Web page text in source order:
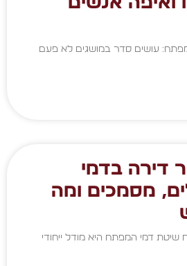
מפתח: עושים סדר במושגים לא פעם
דירה בדמי
מסמכים ומה
שיטת דמי המפתח היא מודל ייחודי